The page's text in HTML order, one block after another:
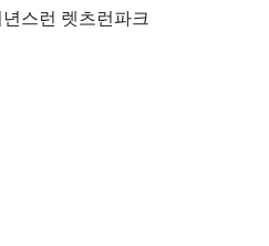
년스런 렛츠런파크